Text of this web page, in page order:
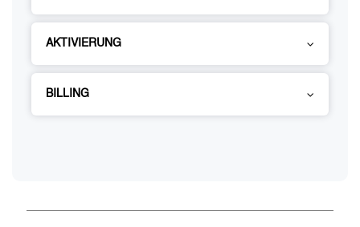
AKTIVIERUNG
BILLING